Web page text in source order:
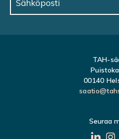
TAH-
00140
Seuraa